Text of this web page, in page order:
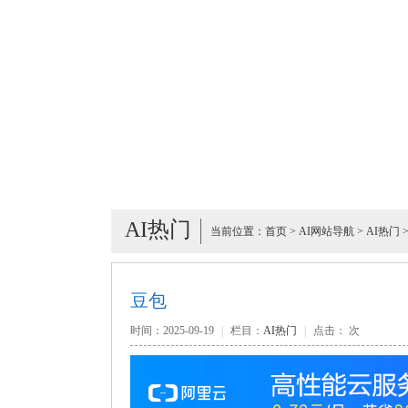
AI热门 当前位置： 首页 > AI网站导航 > AI热门 >
豆包
时间：2025-09-19 栏目： AI热门 点击： 次